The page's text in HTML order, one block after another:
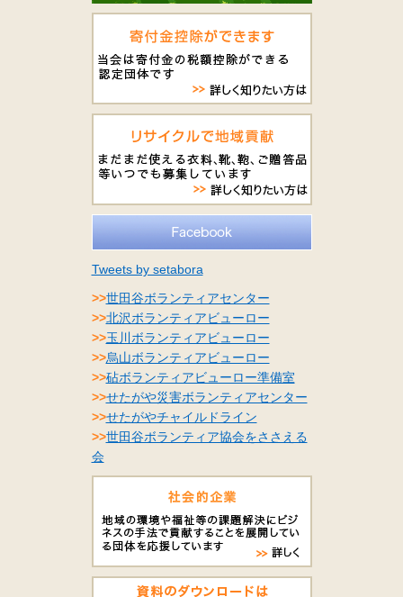
Tweets by setabora
>>世田谷ボランティアセンター
>>北沢ボランティアビューロー
>>玉川ボランティアビューロー
>>烏山ボランティアビューロー
>>砧ボランティアビューロー準備室
>>せたがや災害ボランティアセンター
>>せたがやチャイルドライン
>>世田谷ボランティア協会をささえる
会